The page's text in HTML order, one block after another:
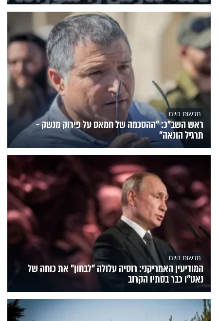
חדשות היום
ראש השב"כ: "ההסכמה של חמאס על פירוק מנשק -
תרגיל הונאה"
חדשות היום
המודיעין האמריקני: רוסיה עלולה "לבחון" את כוחה של
נאט"ו כבר בסתיו הקרוב